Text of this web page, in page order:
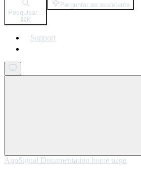
Pesquisar...
⌘ K
Perguntar ao assistente
Support
AppSignal Documentation home page